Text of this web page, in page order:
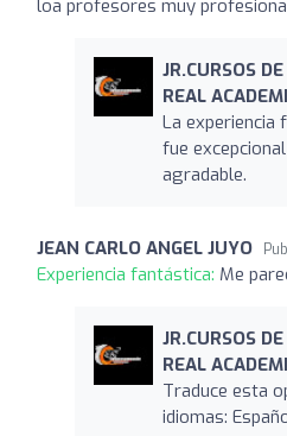
loa profesores muy
JR.CURSOS
REAL
La experiencia
fue
agradable.
JEAN CARLO ANGEL JUYO
Experiencia fantástica: Me
JR.CURSOS
REAL
Traduce esta
idiomas: